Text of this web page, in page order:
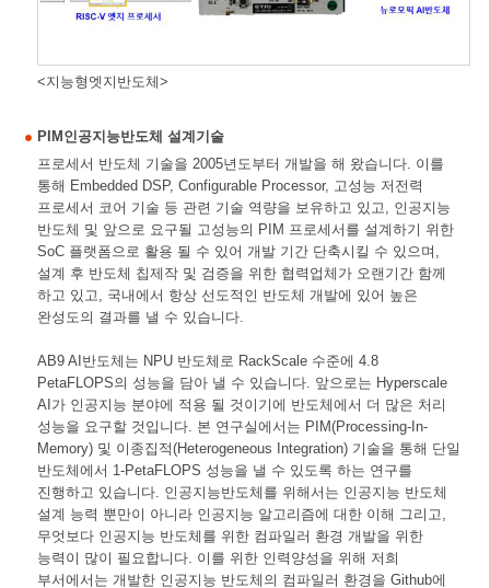
<지능형엣지반도체>
PIM인공지능반도체 설계기술
프로세서 반도체 기술을 2005년도부터 개발을 해 왔습니다. 이를
통해 Embedded DSP, Configurable Processor, 고성능 저전력
프로세서 코어 기술 등 관련 기술 역량을 보유하고 있고, 인공지능
반도체 및 앞으로 요구될 고성능의 PIM 프로세서를 설계하기 위한
SoC 플랫폼으로 활용 될 수 있어 개발 기간 단축시킬 수 있으며,
설계 후 반도체 칩제작 및 검증을 위한 협력업체가 오랜기간 함께
하고 있고, 국내에서 항상 선도적인 반도체 개발에 있어 높은
완성도의 결과를 낼 수 있습니다.
AB9 AI반도체는 NPU 반도체로 RackScale 수준에 4.8
PetaFLOPS의 성능을 담아 낼 수 있습니다. 앞으로는 Hyperscale
AI가 인공지능 분야에 적용 될 것이기에 반도체에서 더 많은 처리
성능을 요구할 것입니다. 본 연구실에서는 PIM(Processing-In-
Memory) 및 이종집적(Heterogeneous Integration) 기술을 통해 단일
반도체에서 1-PetaFLOPS 성능을 낼 수 있도록 하는 연구를
진행하고 있습니다. 인공지능반도체를 위해서는 인공지능 반도체
설계 능력 뿐만이 아니라 인공지능 알고리즘에 대한 이해 그리고,
무엇보다 인공지능 반도체를 위한 컴파일러 환경 개발을 위한
능력이 많이 필요합니다. 이를 위한 인력양성을 위해 저희
부서에서는 개발한 인공지능 반도체의 컴파일러 환경을 Github에